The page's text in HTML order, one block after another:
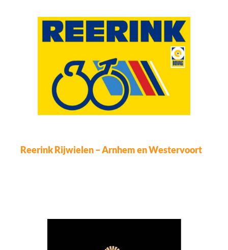
Reerink Rijwielen – Arnhem en Westervoort